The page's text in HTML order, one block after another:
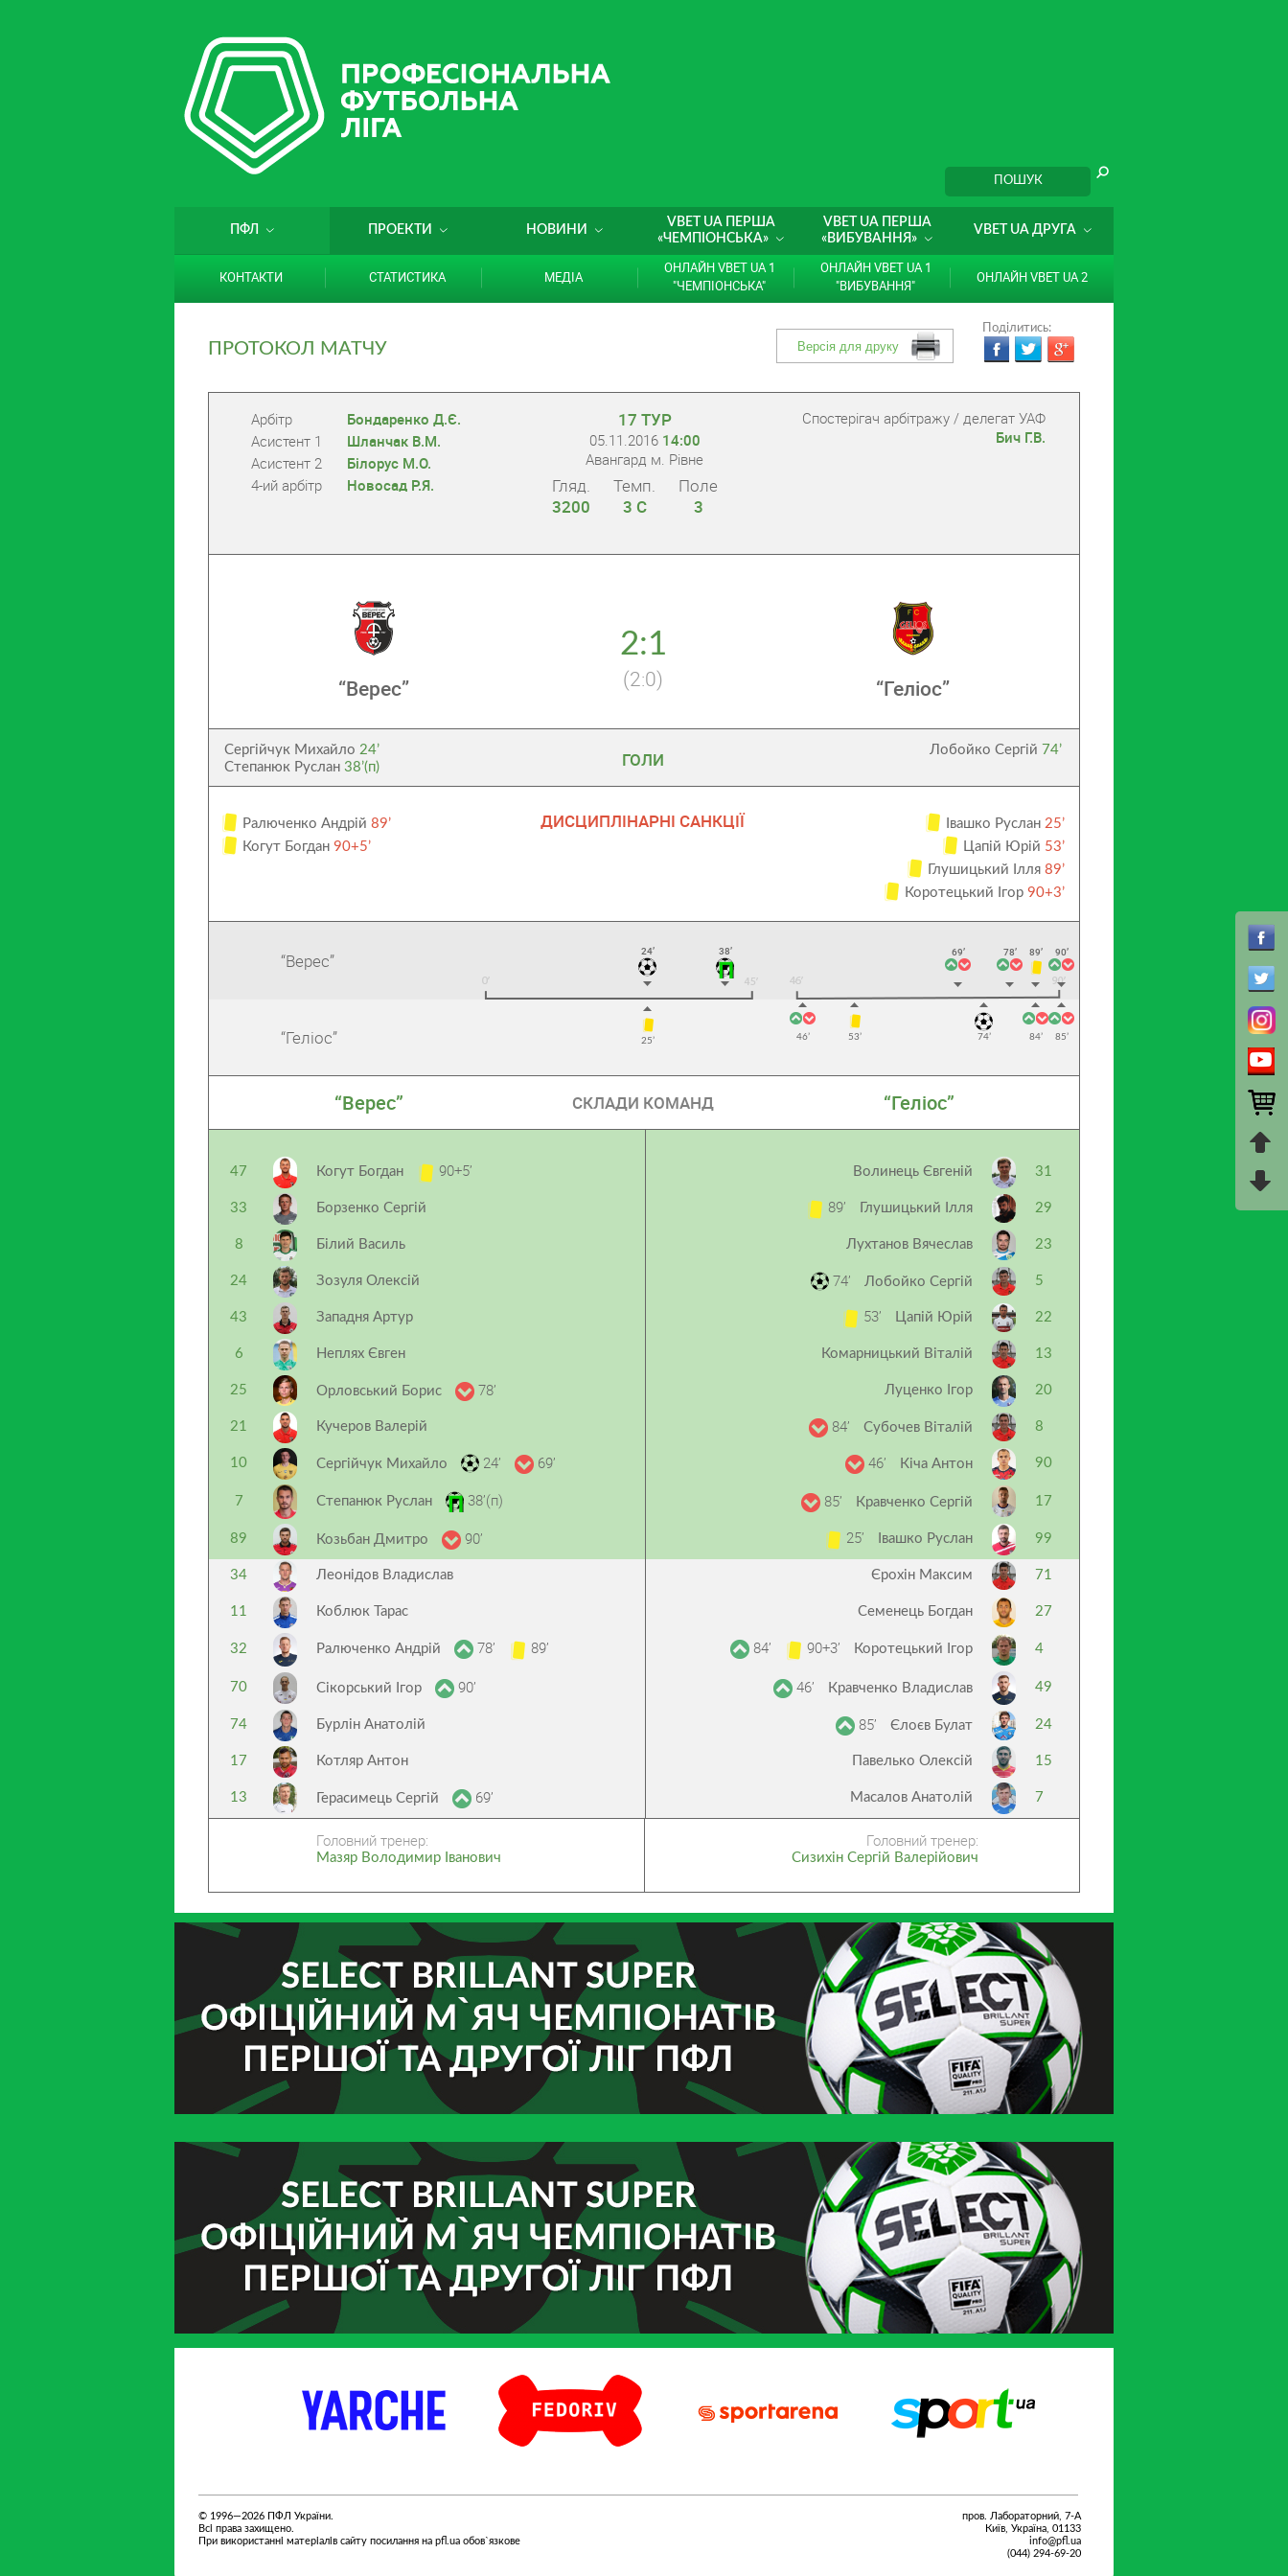
ПФЛ ПРОЕКТИ НОВИНИ
VBET UA ПЕРША
«ЧЕМПІОНСЬКА»
VBET UA ПЕРША
«ВИБУВАННЯ»
VBET UA ДРУГА
КОНТАКТИ СТАТИСТИКА МЕДІА
ОНЛАЙН VBET UA 1
"ЧЕМПІОНСЬКА"
ОНЛАЙН VBET UA 1
"ВИБУВАННЯ"
ОНЛАЙН VBET UA 2
ПРОТОКОЛ МАТЧУ
Поділитись:
Арбітр
Бондаренко Д.Є.
Асистент 1
Шланчак В.М.
Асистент 2
Білорус М.О.
4-ий арбітр
Новосад Р.Я.
17 ТУР
05.11.2016 14:00
Авангард м. Рівне
Гляд.
3200
Темп.
3 С
Поле
3
Cпостерігач арбітражу / делегат УАФ
Бич Г.В.
“Верес”
2:1
(2:0) “Геліос”
Сергійчук Михайло24’
Степанюк Руслан38’(п) ГОЛИ Лобойко Сергій 74’
Ралюченко Андрій 89’
Когут Богдан 90+5’
ДИСЦИПЛІНАРНІ САНКЦІЇ Івашко Руслан 25’
Цапій Юрій 53’
Глушицький Ілля 89’
Коротецький Ігор 90+3’
“Верес”
“Геліос”
24’ 38’
25’
69’ 78’ 89’ 90’
46’ 53’ 74’ 84’ 85’
“Верес” СКЛАДИ КОМАНД “Геліос”
47 Когут Богдан 90+5’ Волинець Євгеній 31
33 Борзенко Сергій 89’ Глушицький Ілля 29
8 Білий Василь Лухтанов Вячеслав 23
24 Зозуля Олексій 74’ Лобойко Сергій 5
43 Западня Артур 53’ Цапій Юрій 22
6 Неплях Євген Комарницький Віталій 13
25 Орловський Борис 78’ Луценко Ігор 20
21 Кучеров Валерій 84’ Субочев Віталій 8
10 Сергійчук Михайло 24’ 69’ 46’ Кіча Антон 90
7 Степанюк Руслан 38’(п) 85’ Кравченко Сергій 17
89 Козьбан Дмитро 90’ 25’ Івашко Руслан 99
34 Леонідов Владислав Єрохін Максим 71
11 Коблюк Тарас Семенець Богдан 27
32 Ралюченко Андрій 78’ 89’ 84’ 90+3’ Коротецький Ігор 4
70 Сікорський Ігор 90’ 46’ Кравченко Владислав 49
74 Бурлін Анатолій 85’ Єлоєв Булат 24
17 Котляр Антон Павелько Олексій 15
13 Герасимець Сергій 69’ Масалов Анатолій 7
Головний тренер: Головний тренер:
Мазяр Володимир Іванович Сизихін Сергій Валерійович
© 1996—2026 ПФЛ України.
Всі права захищено.
При використанні матеріалів сайту посилання на pfl.ua обов`язкове
пров. Лабораторний, 7-А
Київ, Україна, 01133
info@pfl.ua
(044) 294-69-20